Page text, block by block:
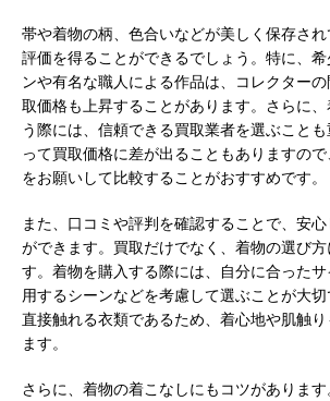
帯や着物の柄、色合いなどが美しく保存さ
評価を得ることができるでしょう。特に、
ンや有名な職人による作品は、コレクター
取価格も上昇することがあります。さらに
う際には、信頼できる買取業者を選ぶこと
って買取価格に差が出ることもありますの
をお願いして比較することがおすすめです。
また、口コミや評判を確認することで、安
ができます。買取だけでなく、着物の選び
す。着物を購入する際には、自分に合った
用するシーンなどを考慮して選ぶことが大
直接触れる衣類であるため、着心地や肌触
ます。
さらに、着物の着こなしにもコツがありま